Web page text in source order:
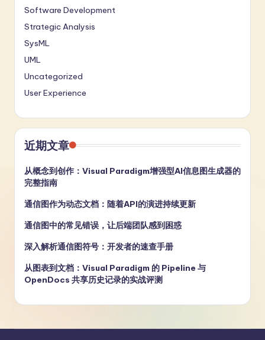
Software Development
Strategic Analysis
SysML
UML
Uncategorized
User Experience
近期文章
从概念到创作：Visual Paradigm增强型AI信息图生成器的
完整指南
通信图作为动态文档：随着API的演进持续更新
通信图中的常见错误，让后端团队感到困惑
深入解析通信图符号：开发者的速查手册
从图表到文档：Visual Paradigm 的 Pipeline 与
OpenDocs 共享历史记录的实战评测